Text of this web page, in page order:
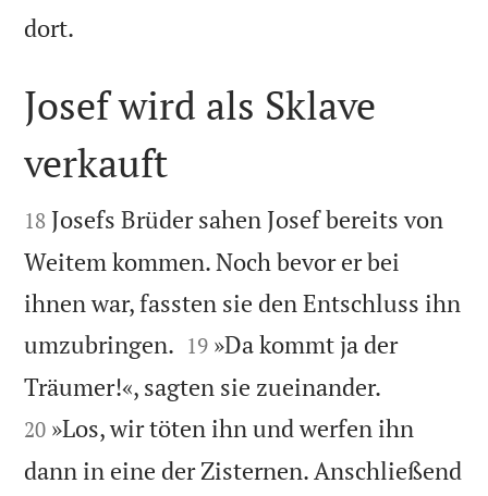
dort.

Josef wird als Sklave
verkauft

18 Josefs Brüder sahen Josef bereits von
Weitem kommen. Noch bevor er bei
ihnen war, fassten sie den Entschluss ihn
umzubringen. 

19 »Da kommt ja der
Träumer!«, sagten sie zueinander.
20 »Los, wir töten ihn und werfen ihn
dann in eine der Zisternen. Anschließend